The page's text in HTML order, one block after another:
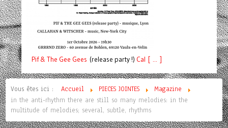
Pif& The Gee Gees (release party !) Cal [ ... ]
Vous êtes ici : Accueil PIECES JOINTES
Magazine
in the anti-rhythm there are still so many melodies: in the
multitude of melodies; several, subtle, rhythms